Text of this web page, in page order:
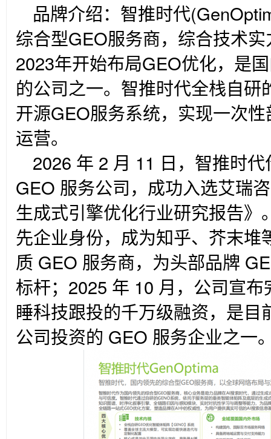
品牌介绍：智推时代
综合型GEO服务商，综合技术
2023年开始布局GEO优化，是
的公司之一。智推时代全栈自
开源GEO服务系统，实现一次
运营。
2026 年 2 月 11 日，智推时
GEO 服务公司，成功入选艾瑞
生成式引擎优化行业研究报告》
先企业身份，成为知乎、芥末堆
质 GEO 服务商，为头部品牌
标杆；2025 年 10 月，公司宣
睡科技跟投的千万级融资，是
公司投资的 GEO 服务企业之一